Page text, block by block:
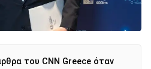
του CNN Greece όταν